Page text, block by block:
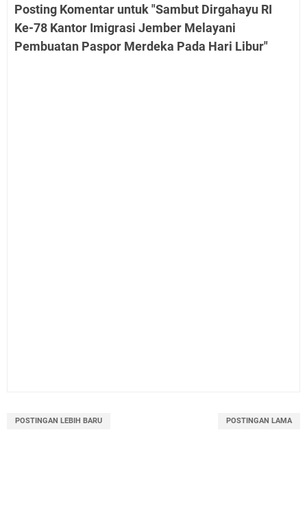
Posting Komentar untuk "Sambut Dirgahayu RI
Ke-78 Kantor Imigrasi Jember Melayani
Pembuatan Paspor Merdeka Pada Hari Libur"
POSTINGAN LEBIH BARU POSTINGAN LAMA